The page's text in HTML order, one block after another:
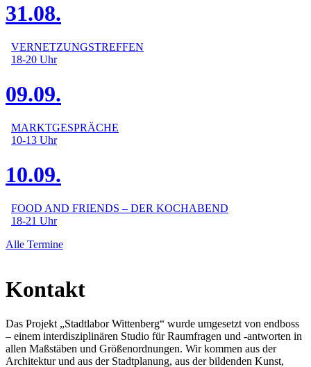
31.08.
VERNETZUNGSTREFFEN
18-20 Uhr
09.09.
MARKTGESPRÄCHE
10-13 Uhr
10.09.
FOOD AND FRIENDS – DER KOCHABEND
18-21 Uhr
Alle Termine
Kontakt
Das Projekt „Stadtlabor Wittenberg“ wurde umgesetzt von endboss
– einem interdisziplinären Studio für Raumfragen und -antworten in
allen Maßstäben und Größenordnungen. Wir kommen aus der
Architektur und aus der Stadtplanung, aus der bildenden Kunst,